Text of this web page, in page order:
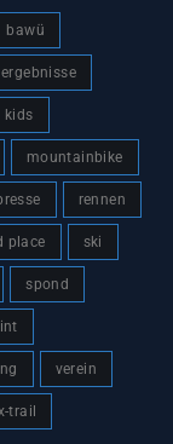
bawü
ergebnisse
kids
mountainbike
rennen
place ski
spond
verein
trail